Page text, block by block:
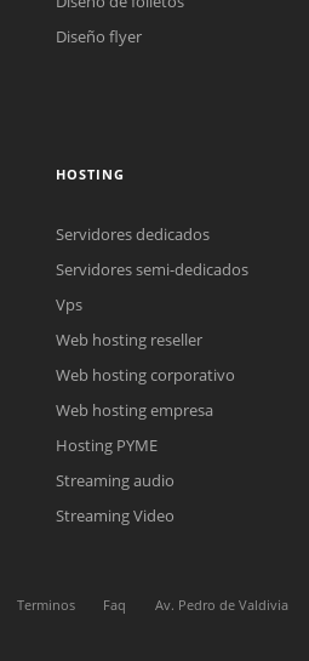
online
un correo electrónico con el enlace a
la reunión online.
Cotización
Chat Online
fuera de línea. Complete el formulario
Diseño flyer
HOSTING
Servidores dedicados
Servidores semi-dedicados
Vps
Web hosting reseller
Web hosting corporativo
Web hosting empresa
Hosting PYME
Streaming audio
Streaming Video
Terminos Faq
Av. Pedro de Valdivia